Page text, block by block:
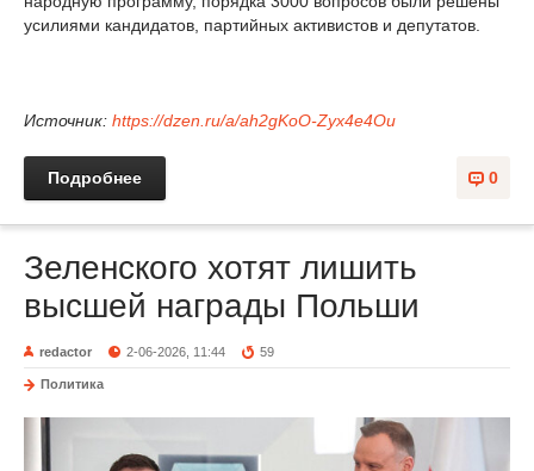
усилиями кандидатов, партийных активистов и депутатов.
Источник: https://dzen.ru/a/ah2gKoO-Zyx4e4Ou
0
Подробнее
Зеленского хотят лишить
высшей награды Польши
redactor 2-06-2026, 11:44 59
Политика